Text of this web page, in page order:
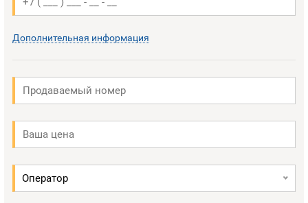
Дополнительная информация
Оператор